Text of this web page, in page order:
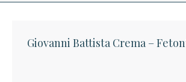
Giovanni Battista Crema –